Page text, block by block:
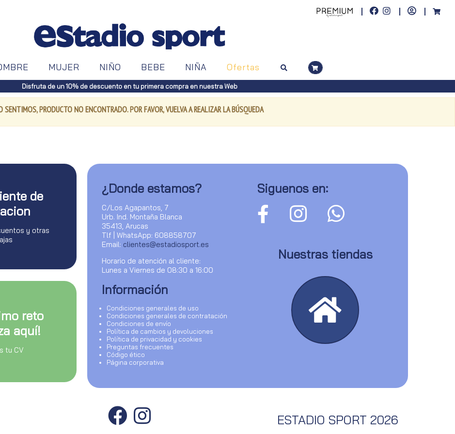
MUJER NIÑO BEBE NIÑA Ofertas
Disfruta de un 10% de descuento en tu primera compra en nuestra Web
SENTIMOS, PRODUCTO NO ENCONTRADO. POR FAVOR, VUELVA A REALIZAR LA BÚSQUEDA
de
y otras
reto
aquí!
tu CV
¿Donde estamos?
C/Los Agapantos, 7
Urb. Ind. Montaña Blanca
35413, Arucas
Tlf | WhatsApp: 608858707
Email: clientes@estadiosport.es
Horario de atención al cliente:
Lunes a Viernes de 08:30 a 16:00
Información
Condiciones generales de uso
Condiciones generales de contratación
Condiciones de envío
Política de cambios y devoluciones
Política de privacidad y cookies
Preguntas frecuentes
Código ético
Página corporativa
Siguenos en:
Nuestras tiendas
ESTADIO SPORT 2026